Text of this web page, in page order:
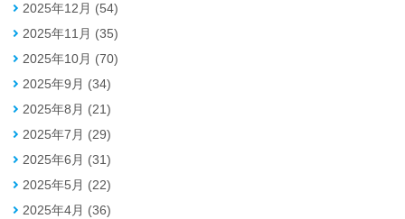
2025年12月 (54)
2025年11月 (35)
2025年10月 (70)
2025年9月 (34)
2025年8月 (21)
2025年7月 (29)
2025年6月 (31)
2025年5月 (22)
2025年4月 (36)